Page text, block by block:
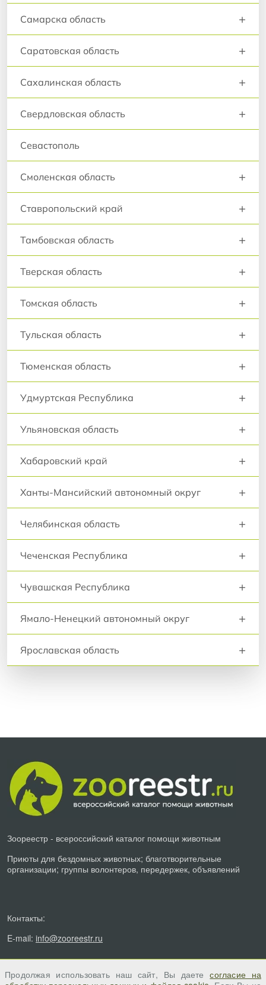
Самарска область +
Саратовская область +
Сахалинская область +
Свердловская область +
Севастополь
Смоленская область +
Ставропольский край +
Тамбовская область +
Тверская область +
Томская область +
Тульская область +
Тюменская область +
Удмуртская Республика +
Ульяновская область +
Хабаровский край +
Ханты-Мансийский автономный округ +
Челябинская область +
Чеченская Республика +
Чувашская Республика +
Ямало-Ненецкий автономный округ +
Ярославская область +
Зоореестр - всероссийский каталог помощи животным
Приюты для бездомных животных; благотворительные
организации; группы волонтеров, передержек, объявлений
Контакты:
E-mail: info@zooreestr.ru
Продолжая использовать наш сайт, Вы даетесогласие на